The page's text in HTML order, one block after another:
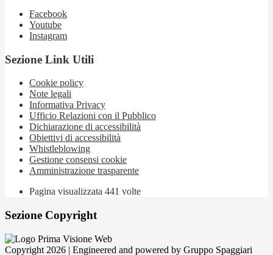
Facebook
Youtube
Instagram
Sezione Link Utili
Cookie policy
Note legali
Informativa Privacy
Ufficio Relazioni con il Pubblico
Dichiarazione di accessibilità
Obiettivi di accessibilità
Whistleblowing
Gestione consensi cookie
Amministrazione trasparente
Pagina visualizzata 441 volte
Sezione Copyright
Copyright 2026 | Engineered and powered by Gruppo Spaggiari